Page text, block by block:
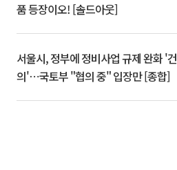
품 등장이오! [솔드아웃]
서울시, 정부에 정비사업 규제 완화 '건
의'⋯국토부 "협의 중" 입장만 [종합]